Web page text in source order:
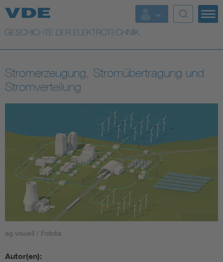
Top Themen
Weitere Themen
Stromerzeugung, Stromübertragung und
Stromverteilung
ag visuell / Fotolia
Autor(en):